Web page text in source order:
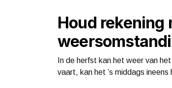
Houd rekening
In de herfst kan het weer van
vaart, kan het ’s middags ineens